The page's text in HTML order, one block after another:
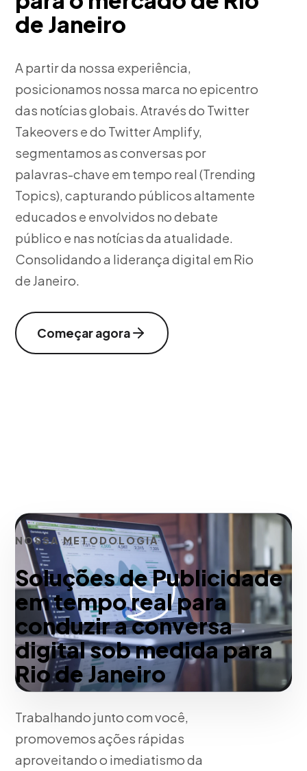
de Janeiro
A partir da nossa experiência,
posicionamos nossa marca no epicentro
das notícias globais. Através do Twitter
Takeovers e do Twitter Amplify,
segmentamos as conversas por
palavras-chave em tempo real (Trending
Topics), capturando públicos altamente
educados e envolvidos no debate
público e nas notícias da atualidade.
Consolidando a liderança digital em Rio
de Janeiro.
Começar agora
NOSSA METODOLOGIA
Soluções de Publicidade
em tempo real para
conduzir a conversa
digital sob medida para
Rio de Janeiro
Trabalhando junto com você,
promovemos ações rápidas
aproveitando o imediatismo da